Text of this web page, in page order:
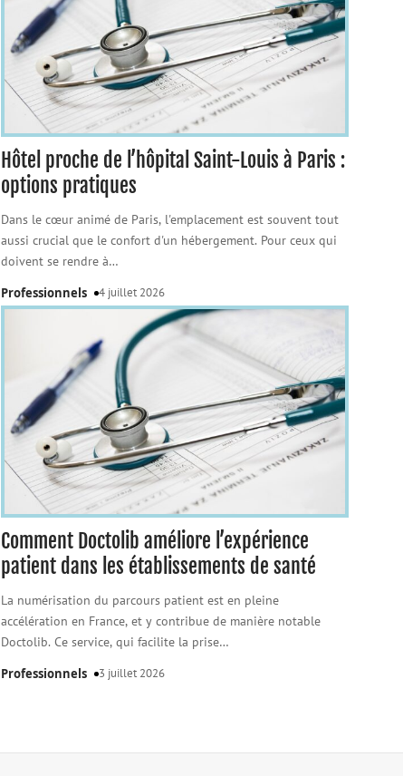
Hôtel proche de l’hôpital Saint-Louis à Paris :
options pratiques
Dans le cœur animé de Paris, l'emplacement est souvent tout
aussi crucial que le confort d'un hébergement. Pour ceux qui
doivent se rendre à…
Professionnels
4 juillet 2026
Comment Doctolib améliore l’expérience
patient dans les établissements de santé
La numérisation du parcours patient est en pleine
accélération en France, et y contribue de manière notable
Doctolib. Ce service, qui facilite la prise…
Professionnels
3 juillet 2026